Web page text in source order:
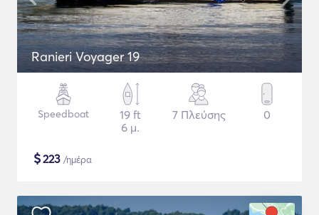
Ranieri Voyager 19
Speedboat
19 ft
6 μ.
7 Πλεύσης 0
$223 /ημέρα